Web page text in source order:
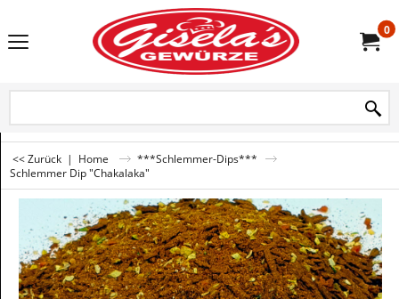
0
<< Zurück | Home
***Schlemmer-Dips***
Schlemmer Dip "Chakalaka"